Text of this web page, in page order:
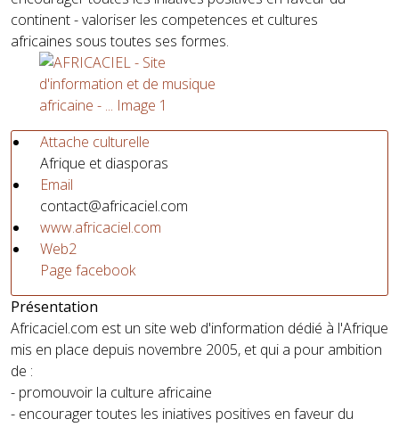
continent - valoriser les competences et cultures
africaines sous toutes ses formes.
Attache culturelle
Afrique et diasporas
Email
contact@africaciel.com
www.africaciel.com
Web2
Page facebook
Présentation
Africaciel.com est un site web d'information dédié à l'Afrique
mis en place depuis novembre 2005, et qui a pour ambition
de :
- promouvoir la culture africaine
- encourager toutes les iniatives positives en faveur du